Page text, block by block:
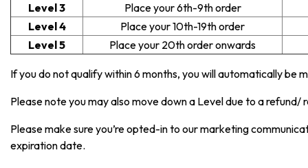
Level 3
Place your 6th-9th order
Level 4
Place your 10th-19th order
Level 5
Place your 20th order onwards
If you do not qualify within 6 months, you will automatically be
Please note you may also move down a Level due to a refund/
Please make sure you’re opted-in to our marketing
expiration date.